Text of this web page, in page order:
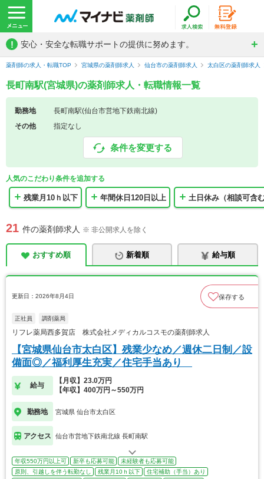
! 安心・安全な転職サポートの提供に努めます。
薬剤師の求人・転職TOP 宮城県の薬剤師求人 仙台市の薬剤師求人 太白区の薬剤師求人
長町南駅(宮城県)の薬剤師求人・転職情報一覧
勤務地
長町南駅(仙台市営地下鉄南北線)
その他
指定なし
条件を変更する
人気のこだわり条件を追加する
残業月10ｈ以下 年間休日120日以上 土日休み（相談可含
21 件の薬剤師求人 ※ 非公開求人を除く
おすすめ順 新着順 給与順
更新日：2026年8月4日 保存する
正社員 調剤薬局
リフレ薬局西多賀店 株式会社メディカルコスモの薬剤師求人
【宮城県仙台市太白区】残業少なめ／週休二日制／設
備面◎／福利厚生充実／住宅手当あり
給与
【月収】23.0万円
【年収】400万円～550万円
勤務地 宮城県 仙台市太白区
アクセス 仙台市営地下鉄南北線 長町南駅
年収550万円以上可 新卒も応募可能
未経験者も応募可能
原則、引越しを伴う転勤なし
残業月10ｈ以下
住宅補助（手当）あり